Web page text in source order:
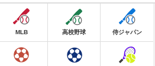
MLB 高校野球 侍ジャパン